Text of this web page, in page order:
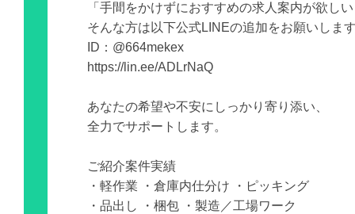
「手間をかけずにおすすめの求人案内が欲し
そんな方は以下公式LINEの追加をお願いしま
ID：@664mekex
https://lin.ee/ADLrNaQ
あなたの希望や不安にしっかり寄り添い、
全力でサポートします。
ご紹介案件実績
・軽作業 ・倉庫内仕分け ・ピッキング
・品出し ・梱包 ・製造／工場ワーク